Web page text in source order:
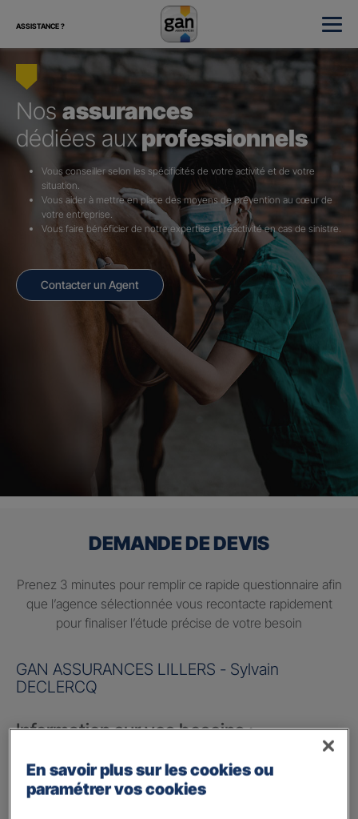
ASSISTANCE ?
Nosassurances
dédiées aux professionnels
Vous conseiller selon les spécificités de votre activité et de votre
situation.
Vous aider à mettre en place des moyens de prévention au cœur de
votre entreprise.
Vous faire bénéficier de notre expertise et réactivité en cas de sinistre.
Contacter un Agent
DEMANDE DE DEVIS
Prenez 3 minutes pour remplir ce rapide questionnaire afin
que l’agence sélectionnée vous recontacte rapidement
pour finaliser l’étude précise de votre besoin
GAN ASSURANCES LILLERS - Sylvain
DECLERCQ
Information sur vos besoins :
Vos besoins concernent :*
votre vie privée
En savoir plus sur les cookies ou
paramétrer vos cookies